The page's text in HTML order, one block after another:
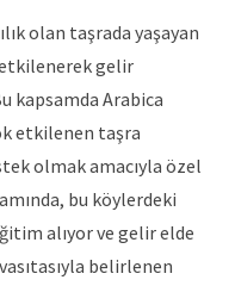
olan taşrada yaşayan
gelir
kapsamda Arabica
etkilenen taşra
olmak amacıyla özel
bu köylerdeki
alıyor ve gelir elde
belirlenen